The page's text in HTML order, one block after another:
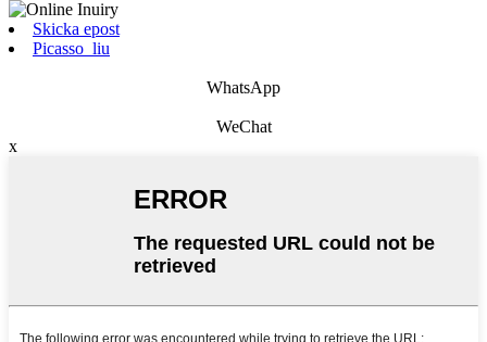
Skicka epost
Picasso_liu
WhatsApp
WeChat
x